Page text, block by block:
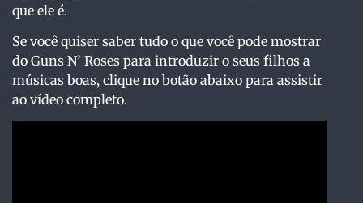
que ele é.
Se você quiser saber tudo o que você pode mostrar
do Guns N’ Roses para introduzir o seus filhos a
músicas boas, clique no botão abaixo para assistir
ao vídeo completo.